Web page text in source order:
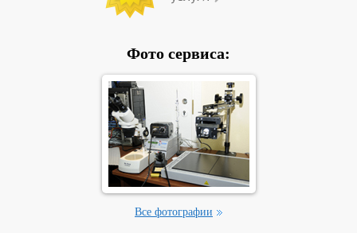
Фото сервиса:
Все фотографии